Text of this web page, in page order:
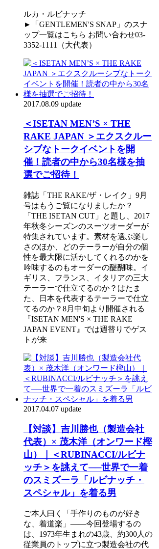
ルカ・ルビナッチ
►「GENTLEMEN'S SNAP」のスナ
ップ一覧はこちら お問い合わせ03-
3352-1111（大代表）
2017.08.09 update
＜ISETAN MEN’S × THE
RAKE JAPAN ＞エクスクルー
シブなトークイベントを開
催！読者の中から30名様を抽
選でご招待！
雑誌「THE RAKE/ザ・レイク」9月
号はもうご覧になりましたか？
「THE ISETAN CUT」と題し、2017
年秋冬シーズンのスーツオーダーが
特集されています。素材を選ぶ楽し
さのほか、どのテーラーが自分の個
性を最大限に活かしてくれるのかを
吟味するのもオーダーの醍醐味。イ
ギリス、フランス、イタリアの三大
テーラーで仕立てるのか？はたま
た、日本を代表するテーラーで仕立
てるのか？8月中旬より開催される
『ISETAN MEN'S × THE RAKE
JAPAN EVENT』では週替りでゲス
トが来
2017.04.07 update
【対談】吉川勝也（製造会社
代表）× 茂木洋（オンワード樫
山）｜＜RUBINACCI/ルビナ
ッチ＞を誂えて──世界で一着
のスミズーラ「ルビナッチ・
スペシャル」を着る男
ご本人曰く「手作りのものが好き
な、着道楽」――今回登場するの
は、1973年生まれの43歳、約300人の
従業員のトップに立つ製造会社の代